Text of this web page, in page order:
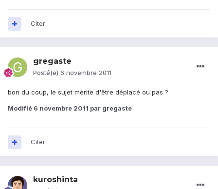
Citer
gregaste
Posté(e) 6 novembre 2011
bon du coup, le sujet mérite d'être déplacé ou pas ?
Modifié 6 novembre 2011 par gregaste
Citer
kuroshinta